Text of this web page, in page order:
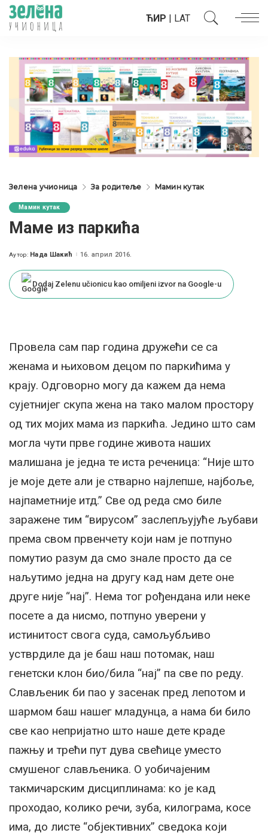
ЋИР | LAT
Зелена учионица За родитеље Мамин кутак
Мамин кутак
Маме из паркића
Posted
Аутор: Нада Шакић 16. април 2016.
Dodaj Zelenu učionicu kao omiljeni izvor na Google-u
Провела сам пар година дружећи се са
женама и њиховом децом по паркићима у
крају. Одговорно могу да кажем да нема
сујетнијег скупа жена на тако малом простору
од тих мојих мама из паркића. Једино што сам
могла чути прве године живота наших
малишана је једна те иста реченица: “Није што
је моје дете али је стварно најлепше, најбоље,
најпаметније итд.” Све од реда смо биле
заражене тим “вирусом” заслепљујуће љубави
према свом првенчету који нам је потпуно
помутио разум да смо знале просто да се
наљутимо једна на другу кад нам дете оне
друге није “нај”. Нема тог рођендана или неке
посете а да нисмо, потпуно уверени у
истинитост свога суда, самољубљиво
устврдиле да је баш наш потомак, наш
генетски клон био/била “нај” па све по реду.
Слављеник би пао у засенак пред лепотом и
шармом баш нашег младунца, а нама би било
све као непријатно што наше дете краде
пажњу и трећи пут дува свећице уместо
смушеног слављеника. О уобичајеним
такмичарским дисциплинама: ко је кад
проходао, колико речи, зуба, килограма, косе
има, до листе “објективних” сведока који